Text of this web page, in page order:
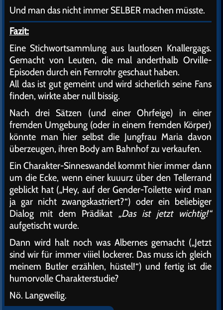
Und man das nicht immer SELBER machen müsste.
Fazit:
Eine Stichwortsammlung aus lautlosen Knallergags.
Gemacht von Leuten, die mal anderthalb Orville-
Episoden durch ein Fernrohr geschaut haben.
All das ist gut gemeint und wird sicherlich seine Fans
finden, wirkte aber null bissig.
Nach drei Sätzen (und einer Ohrfeige) in einer
fremden Umgebung (oder in einem fremden Körper)
könnte man hier selbst die Jungfrau Maria davon
überzeugen, ihren Body am Bahnhof zu verkaufen.
Ein Charakter-Sinneswandel kommt hier immer dann
um die Ecke, wenn einer kuuurz über den Tellerrand
geblickt hat („Hey, auf der Gender-Toilette wird man
ja gar nicht zwangskastriert?“) oder ein beliebiger
Dialog mit dem Prädikat„Das ist jetzt wichtig!“
aufgetischt wurde.
Dann wird halt noch was Albernes gemacht („Jetzt
sind wir für immer viiiel lockerer. Das muss ich gleich
meinem Butler erzählen, hüstel!“) und fertig ist die
humorvolle Charakterstudie?
Nö. Langweilig.